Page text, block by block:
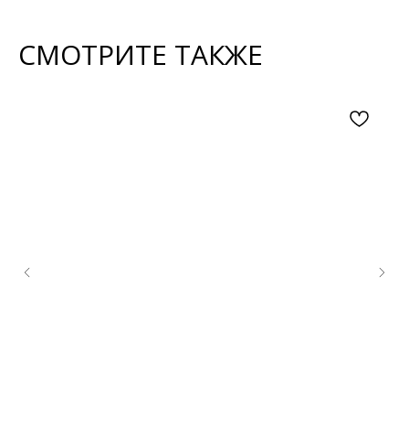
СМОТРИТЕ ТАКЖЕ